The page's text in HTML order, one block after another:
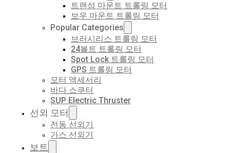
트랜섬 마운트 트롤링 모터
보우 마운트 트롤링 모터
Popular Categories
브러시리스 트롤링 모터
24볼트 트롤링 모터
Spot Lock 트롤링 모터
GPS 트롤링 모터
모터 액세서리
바다 스쿠터
SUP Electric Thruster
선외 모터
전동 선외기
가스 선외기
보트